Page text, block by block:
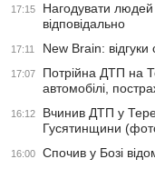
17:15
Нагодувати
відповідально
17:11 New Brain:
17:07
Потрійна ДТП на
автомобілі,
16:12
Вчинив ДТП у
Гусятинщини
16:00 Спочив у Бозі